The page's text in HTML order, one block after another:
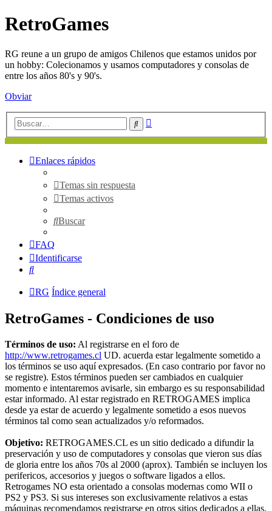
RetroGames
RG reune a un grupo de amigos Chilenos que estamos unidos por
un hobby: Colecionamos y usamos computadores y consolas de
entre los años 80's y 90's.
Obviar
Buscar
Enlaces rápidos
Temas sin respuesta
Temas activos
Buscar
FAQ
Identificarse
Buscar
RG Índice general
RetroGames - Condiciones de uso
Términos de uso: Al registrarse en el foro de
http://www.retrogames.cl UD. acuerda estar legalmente sometido a
los términos se uso aquí expresados. (En caso contrario por favor no
se registre). Estos términos pueden ser cambiados en cualquier
momento e intentaremos avisarle, sin embargo es su responsabilidad
estar informado. Al estar registrado en RETROGAMES implica
desde ya estar de acuerdo y legalmente sometido a esos nuevos
términos tal como sean actualizados y/o reformados.
Objetivo: RETROGAMES.CL es un sitio dedicado a difundir la
preservación y uso de computadores y consolas que vieron sus días
de gloria entre los años 70s al 2000 (aprox). También se incluyen los
perifericos, accesorios y juegos o software ligados a ellos.
Retrogames NO esta orientado a consolas modernas como WII o
PS2 y PS3. Si sus intereses son exclusivamente relativos a estas
máquinas recomendamos registrarse en otros sitios dedicados a ellas.